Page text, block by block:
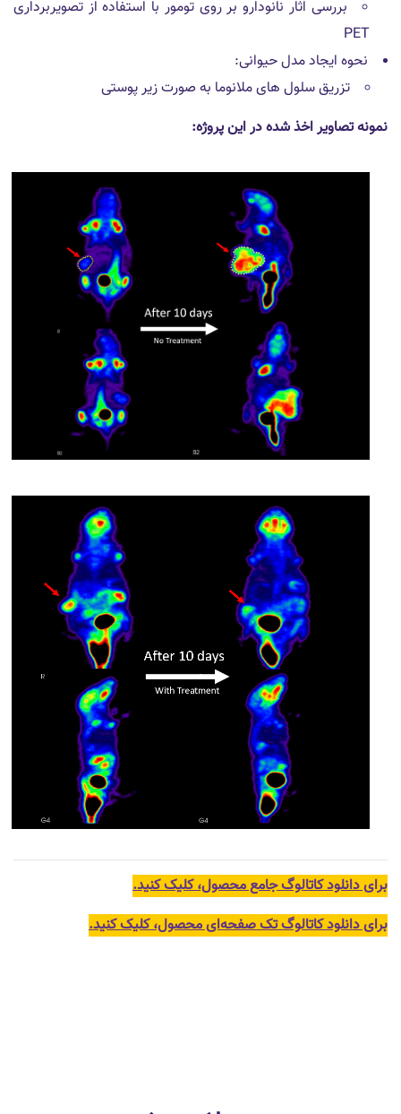
بررسی اثار نانودارو بر روی تومور با استفاده از تصویربرداری
PET
نحوه ایجاد مدل حیوانی:
تزریق سلول های ملانوما به صورت زیر پوستی
نمونه تصاویر اخذ شده در این پروژه:
برای دانلود کاتالوگ جامع محصول، کلیک کنید.
برای دانلود کاتالوگ تک صفحه‌ای محصول، کلیک کنید.